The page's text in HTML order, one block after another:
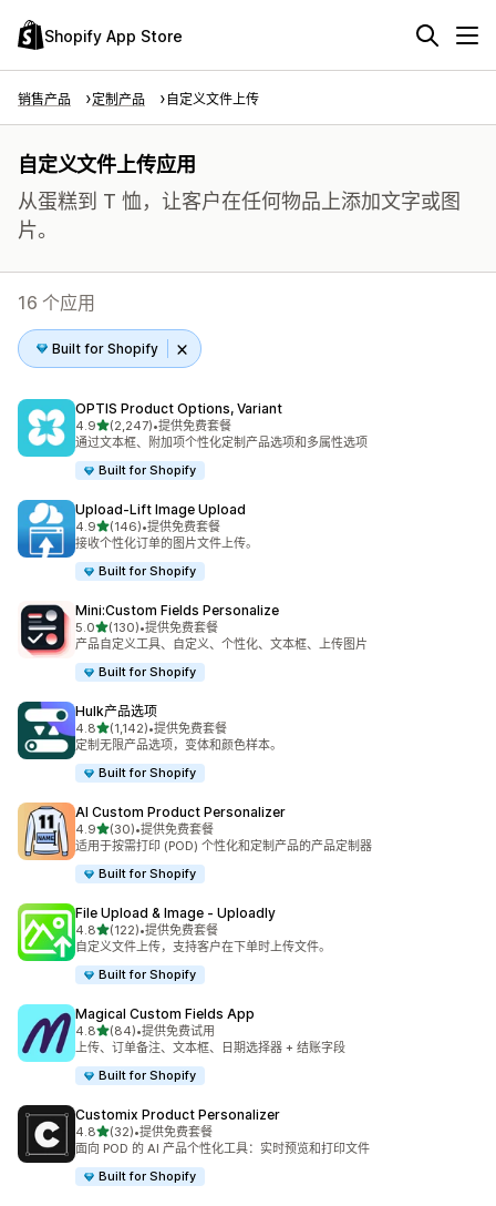
Shopify App Store
销售产品 定制产品 自定义文件上传
自定义文件上传应用
从蛋糕到 T 恤，让客户在任何物品上添加文字或图
片。
16 个应用
Built for Shopify
OPTIS Product Options, Variant
4.9星（满分 5 星）
(2,247)
总共 2247 条评论
•提供免费套餐
通过文本框、附加项个性化定制产品选项和多属性选项
Built for Shopify
Upload‑Lift Image Upload
4.9星（满分 5 星）
(146)
总共 146 条评论
•提供免费套餐
接收个性化订单的图片文件上传。
Built for Shopify
Mini:Custom Fields Personalize
5.0星（满分 5 星）
(130)
总共 130 条评论
•提供免费套餐
产品自定义工具、自定义、个性化、文本框、上传图片
Built for Shopify
Hulk产品选项
4.8星（满分 5 星）
(1,142)
总共 1142 条评论
•提供免费套餐
定制无限产品选项，变体和颜色样本。
Built for Shopify
AI Custom Product Personalizer
4.9星（满分 5 星）
(30)
总共 30 条评论
•提供免费套餐
适用于按需打印 (POD) 个性化和定制产品的产品定制器
Built for Shopify
File Upload & Image ‑ Uploadly
4.8星（满分 5 星）
(122)
总共 122 条评论
•提供免费套餐
自定义文件上传，支持客户在下单时上传文件。
Built for Shopify
Magical Custom Fields App
4.8星（满分 5 星）
(84)
总共 84 条评论
•提供免费试用
上传、订单备注、文本框、日期选择器 + 结账字段
Built for Shopify
Customix Product Personalizer
4.8星（满分 5 星）
(32)
总共 32 条评论
•提供免费套餐
面向 POD 的 AI 产品个性化工具：实时预览和打印文件
Built for Shopify